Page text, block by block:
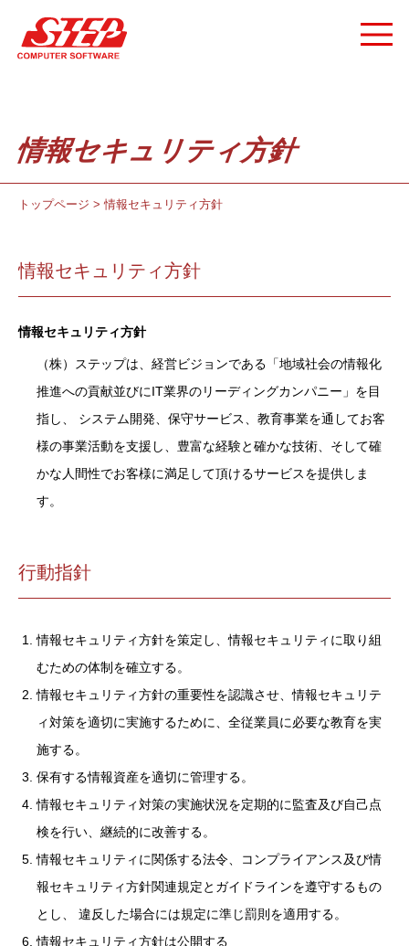
情報セキュリティ方針
トップページ > 情報セキュリティ方針
情報セキュリティ方針
情報セキュリティ方針
（株）ステップは、経営ビジョンである「地域社会の情報化
推進への貢献並びにIT業界のリーディングカンパニー」を目
指し、 システム開発、保守サービス、教育事業を通してお客
様の事業活動を支援し、豊富な経験と確かな技術、そして確
かな人間性でお客様に満足して頂けるサービスを提供しま
す。
行動指針
情報セキュリティ方針を策定し、情報セキュリティに取り組
むための体制を確立する。
情報セキュリティ方針の重要性を認識させ、情報セキュリテ
ィ対策を適切に実施するために、全従業員に必要な教育を実
施する。
保有する情報資産を適切に管理する。
情報セキュリティ対策の実施状況を定期的に監査及び自己点
検を行い、継続的に改善する。
情報セキュリティに関係する法令、コンプライアンス及び情
報セキュリティ方針関連規定とガイドラインを遵守するもの
とし、 違反した場合には規定に準じ罰則を適用する。
情報セキュリティ方針は公開する